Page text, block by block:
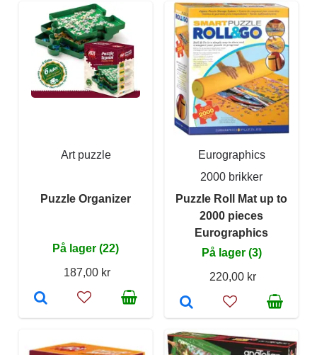
Art puzzle
Puzzle Organizer
På lager (22)
187,00 kr
Eurographics
2000 brikker
Puzzle Roll Mat up to
2000 pieces
Eurographics
På lager (3)
220,00 kr